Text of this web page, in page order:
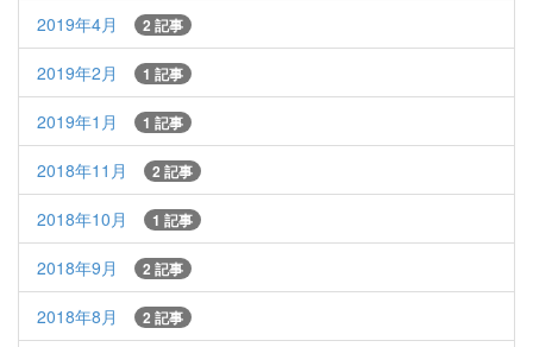
2019年4月 2 記事
2019年2月 1 記事
2019年1月 1 記事
2018年11月 2 記事
2018年10月 1 記事
2018年9月 2 記事
2018年8月 2 記事